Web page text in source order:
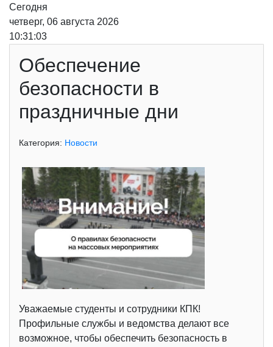
Сегодня
четверг, 06 августа 2026
10:31:03
Обеспечение
безопасности в
праздничные дни
Категория: Новости
Уважаемые студенты и сотрудники КПК!
Профильные службы и ведомства делают все
возможное, чтобы обеспечить безопасность в